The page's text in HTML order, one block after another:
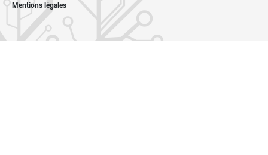
Mentions légales